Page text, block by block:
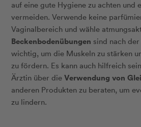
auf eine gute Hygiene zu achten und
vermeiden. Verwende keine
Vaginalbereich und wähle
Beckenbodenübungen sind nach
wichtig, um die Muskeln zu stärken
zu fördern. Es kann auch hilfreich
Ärztin über die Verwendung von
anderen Produkten zu beraten, um
zu lindern.